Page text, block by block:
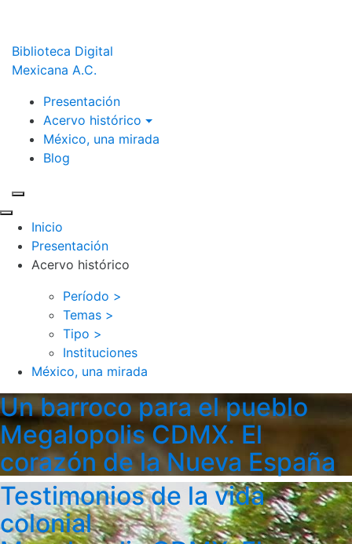
Biblioteca Digital
Mexicana A.C.
Presentación
Acervo histórico
México, una mirada
Blog
Inicio
Presentación
Acervo histórico
Período >
Temas >
Tipo >
Instituciones
México, una mirada
Un barroco para el pueblo
Megalopolis CDMX. El
corazón de la Nueva España
Testimonios de la vida
colonial